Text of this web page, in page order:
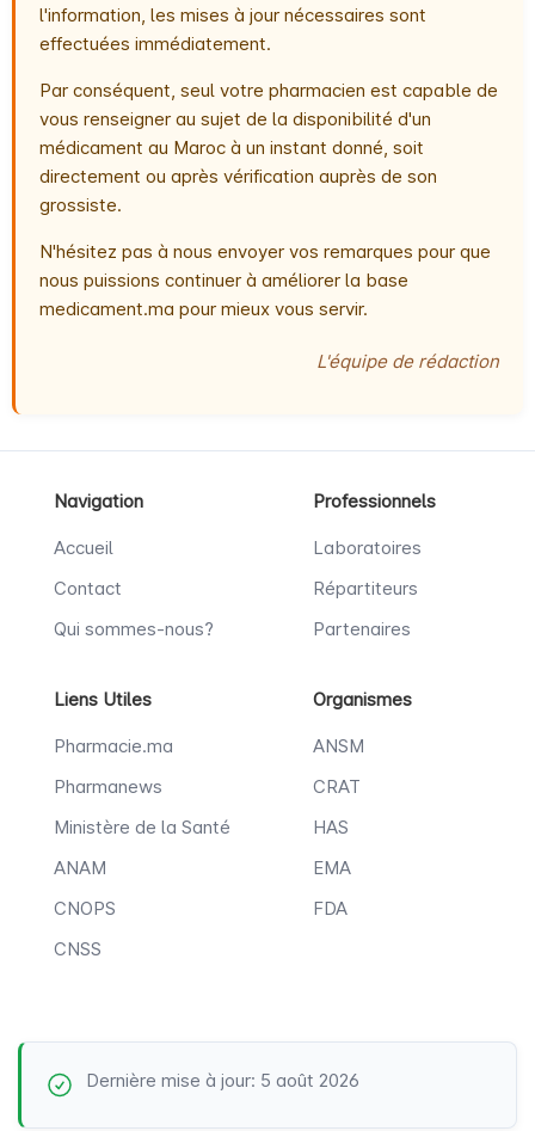
l'information, les mises à jour nécessaires sont
effectuées immédiatement.
Par conséquent, seul votre pharmacien est capable de
vous renseigner au sujet de la disponibilité d'un
médicament au Maroc à un instant donné, soit
directement ou après vérification auprès de son
grossiste.
N'hésitez pas à nous envoyer vos remarques pour que
nous puissions continuer à améliorer la base
medicament.ma pour mieux vous servir.
L'équipe de rédaction
Navigation
Accueil
Contact
Qui sommes-nous?
Professionnels
Laboratoires
Répartiteurs
Partenaires
Liens Utiles
Pharmacie.ma
Pharmanews
Ministère de la Santé
ANAM
CNOPS
CNSS
Organismes
ANSM
CRAT
HAS
EMA
FDA
Dernière mise à jour: 5 août 2026